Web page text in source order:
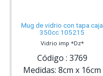
Mug de vidrio con tapa caja
350cc 105215
Vidrio imp *Dz*
Código : 3769
Medidas: 8cm x 16cm